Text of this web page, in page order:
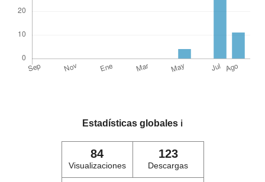
Estadísticas globales ℹ️
84
Visualizaciones
123
Descargas